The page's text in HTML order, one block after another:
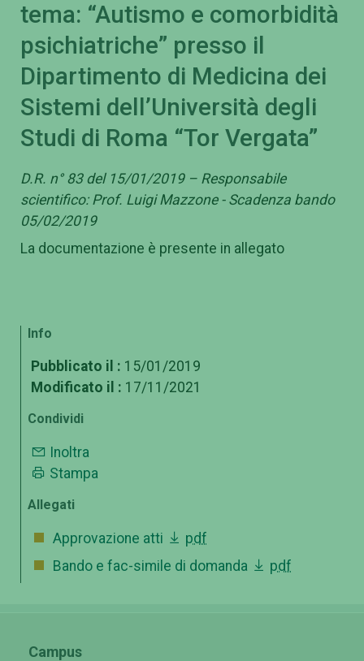
tema: “Autismo e comorbidità
psichiatriche” presso il
Dipartimento di Medicina dei
Sistemi dell’Università degli
Studi di Roma “Tor Vergata”
D.R. n° 83 del 15/01/2019 – Responsabile
scientifico: Prof. Luigi Mazzone - Scadenza bando
05/02/2019
La documentazione è presente in allegato
Info
Pubblicato il : 15/01/2019
Modificato il : 17/11/2021
Condividi
Inoltra
Stampa
Allegati
Approvazione atti
pdf
Bando e fac-simile di domanda
pdf
Campus